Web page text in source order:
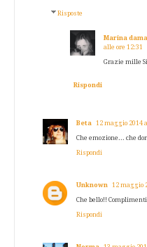
Risposte
Marina
alle ore 12:31
Grazie mille
Rispondi
Beta 12 maggio 2014
Che emozione... che
Rispondi
Unknown 12 maggio
Che bello!!
Rispondi